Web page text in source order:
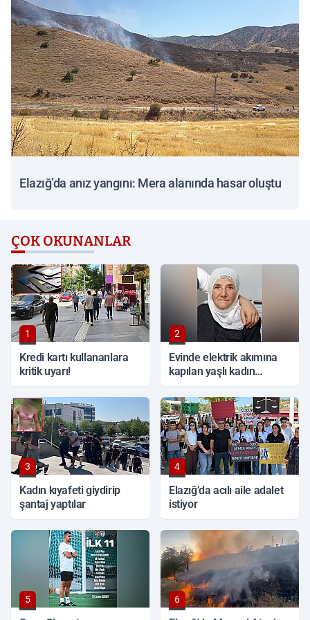
Elazığ’da anız yangını: Mera alanında hasar oluştu
ÇOK OKUNANLAR
1
Kredi kartı kullananlara
kritik uyarı!
2
Evinde elektrik akımına
kapılan yaşlı kadın
3
Kadın kıyafeti giydirip
şantaj yaptılar
4
Elazığ’da acılı aile adalet
istiyor
5 6